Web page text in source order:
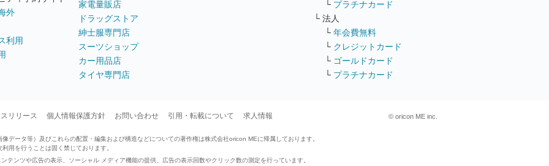
外
利用
家電量販店
ドラッグストア
紳士服専門店
スーツショップ
カー用品店
タイヤ専門店
└ プラチナカード
└ 法人
└ 年会費無料
└ クレジットカード
└ ゴールドカード
└ プラチナカード
リリース 個人情報保護方針 お問い合わせ 引用・転載について 求人情報 © oricon ME inc.
データ等）及びこれらの配置・編集および構造などについての著作権は株式会社oricon MEに帰属しております。
用を行うことは固く禁じております。
テンツや広告の表示、ソーシャル メディア機能の提供、広告の表示回数やクリック数の測定を行っています。